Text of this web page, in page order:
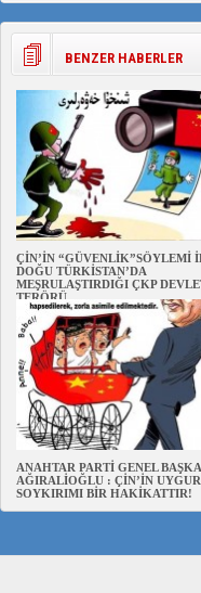
BENZER HABERLER
ÇİN’İN “GÜVENLİK”SÖYLEMİ
DOĞU TÜRKİSTAN’DA
MEŞRULAŞTIRDIĞI ÇKP
TERÖRÜ
ANAHTAR PARTİ GENEL
AĞIRALİOĞLU : ÇİN’İN UYGUR
SOYKIRIMI BİR HAKİKATTIR!